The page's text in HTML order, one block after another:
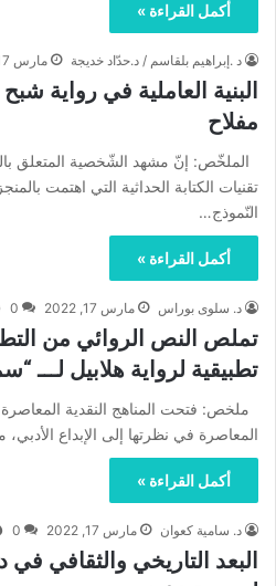
أكمل القراءة »
د .إبراهيم بلقاسم / د.حدّاد خديجة مارس 17, 2022
البنية العاملية في رواية
مفلاح
الملخّص: إنّ مشهد الشّخصية المتعلق
تقنيات الكتابة الحداثية التي اهتمت
النّموذج…
أكمل القراءة »
د. سلوى بوراس مارس 17, 2022 0
تملص النص الروائي من
تطبيقية لرواية هلابيل لـــ
ملخص: فتحت المناهج النقدية
المعاصرة في نظرتها إلى الإبداع
أكمل القراءة »
د. سامية كعوان مارس 17, 2022 0
البعد التاريخي والثقافي في